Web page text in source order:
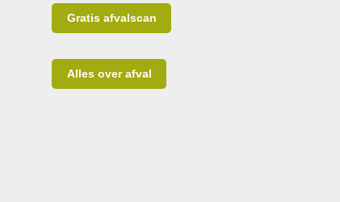
Gratis afvalscan
Alles over afval